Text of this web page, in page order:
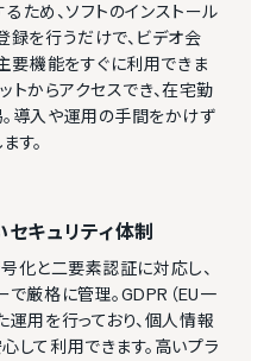
ため、ソフトのインストール
録を行うだけで、ビデオ会
要機能をすぐに利用できま
ットからアクセスでき、在宅勤
導入や運用の手間をかけず
す。
キュリティ体制
化と二要素認証に対応し、
厳格に管理。GDPR（EU一
用を行っており、個人情報
して利用できます。高いプラ